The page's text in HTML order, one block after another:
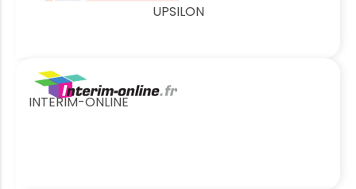
UPSILON
INTERIM-ONLINE